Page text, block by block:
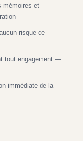
mémoires et
risque de
tout engagement —
immédiate de la